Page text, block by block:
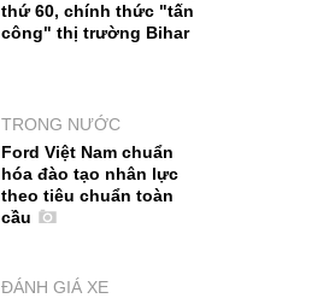
thứ 60, chính thức "tấn
công" thị trường Bihar
TRONG NƯỚC
Ford Việt Nam chuẩn
hóa đào tạo nhân lực
theo tiêu chuẩn toàn
cầu
ĐÁNH GIÁ XE